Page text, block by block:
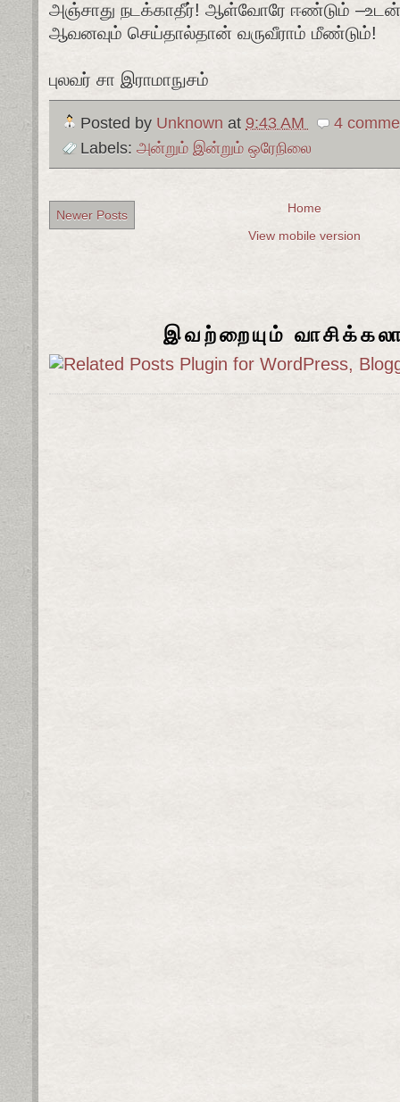
அஞ்சாது நடக்காதீர்! ஆள்வோரே ஈண்டும் –உடன்
ஆவனவும் செய்தால்தான் வருவீராம் மீண்டும்!
புலவர் சா இராமாநுசம்
Posted by Unknown at 9:43 AM
4
Labels: அன்றும் இன்றும் ஒரேநிலை
Newer Posts
Home
View mobile version
இவற்றையும்